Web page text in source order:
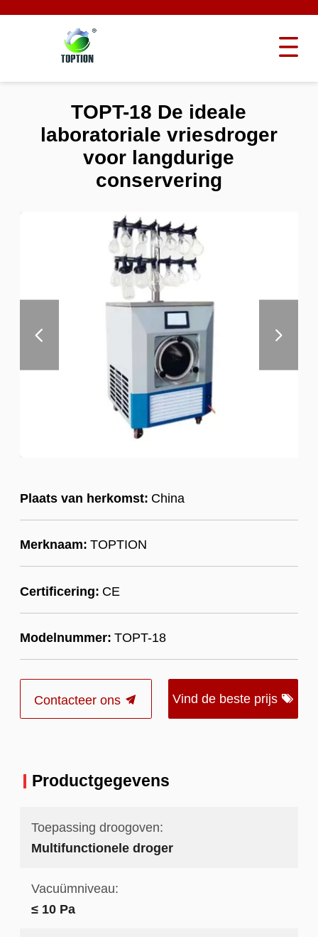
Plaats van herkomst: China
Merknaam: TOPTION
Certificering: CE
Modelnummer: TOPT-18
Contacteer ons Vind de beste prijs
TOPT-18 De ideale
laboratoriale vriesdroger
voor langdurige
conservering
Productgegevens
Toepassing droogoven:
Multifunctionele droger
Vacuümniveau:
≤ 10 Pa